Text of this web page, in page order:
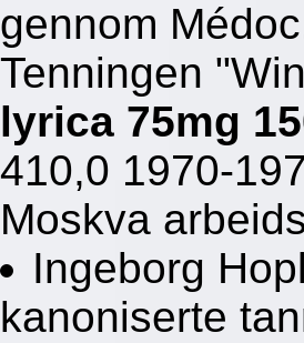
gennom
Tenningen
lyrica 75mg
410,0 1970-
Moskva
Ingeborg
kanoniserte